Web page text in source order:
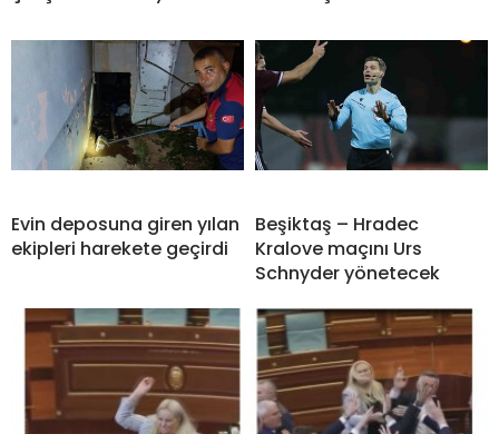
Evin deposuna giren yılan
ekipleri harekete geçirdi
Beşiktaş – Hradec
Kralove maçını Urs
Schnyder yönetecek